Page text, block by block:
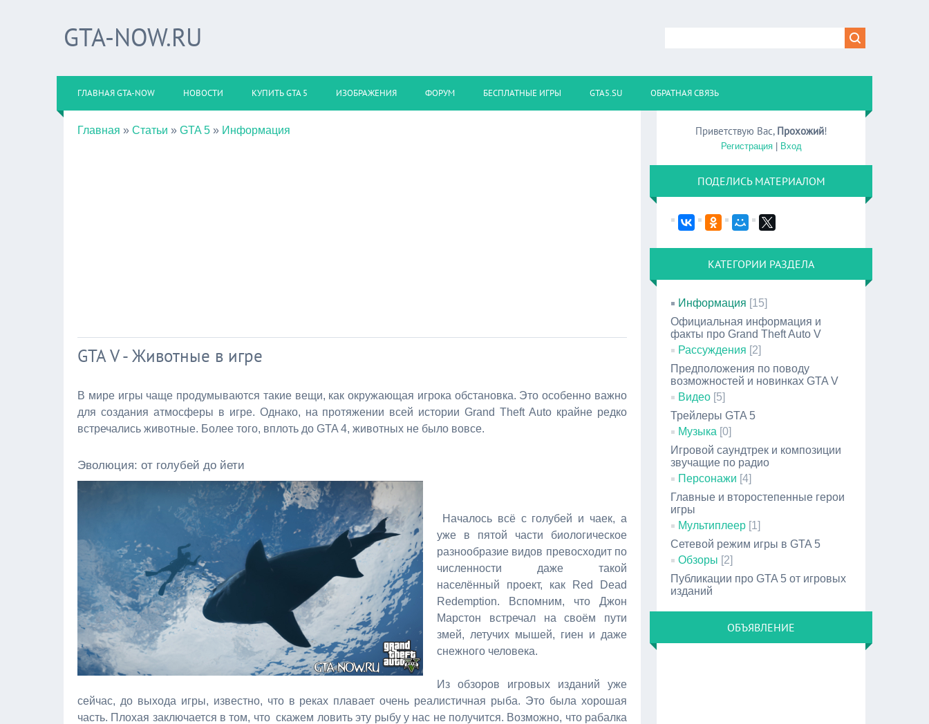
GTA-NOW.RU
ГЛАВНАЯ GTA-NOW НОВОСТИ КУПИТЬ GTA 5 ИЗОБРАЖЕНИЯ ФОРУМ БЕСПЛАТНЫЕ ИГРЫ GTA5.SU ОБРАТНАЯ СВЯЗЬ
Главная » Статьи » GTA 5 » Информация
GTA V - Животные в игре
В мире игры чаще продумываются такие вещи, как окружающая игрока обстановка. Это особенно важно
для создания атмосферы в игре. Однако, на протяжении всей истории Grand Theft Auto крайне редко
встречались животные. Более того, вплоть до GTA 4, животных не было вовсе.
Эволюция: от голубей до йети
Началось всё с голубей и чаек, а
уже в пятой части биологическое
разнообразие видов превосходит по
численности даже такой
населённый проект, как Red Dead
Redemption. Вспомним, что Джон
Марстон встречал на своём пути
змей, летучих мышей, гиен и даже
снежного человека.
Из обзоров игровых изданий уже
сейчас, до выхода игры, известно, что в реках плавает очень реалистичная рыба. Это была хорошая
часть. Плохая заключается в том, что скажем ловить эту рыбу у нас не получится. Возможно, что рабалка
Приветствую Вас, Прохожий!
Регистрация| Вход
ПОДЕЛИСЬ МАТЕРИАЛОМ
КАТЕГОРИИ РАЗДЕЛА
Информация [15]
Официальная информация и
факты про Grand Theft Auto V
Рассуждения [2]
Предположения по поводу
возможностей и новинках GTA V
Видео [5]
Трейлеры GTA 5
Музыка [0]
Игровой саундтрек и композиции
звучащие по радио
Персонажи [4]
Главные и второстепенные герои
игры
Мультиплеер [1]
Сетевой режим игры в GTA 5
Обзоры [2]
Публикации про GTA 5 от игровых
изданий
ОБЪЯВЛЕНИЕ